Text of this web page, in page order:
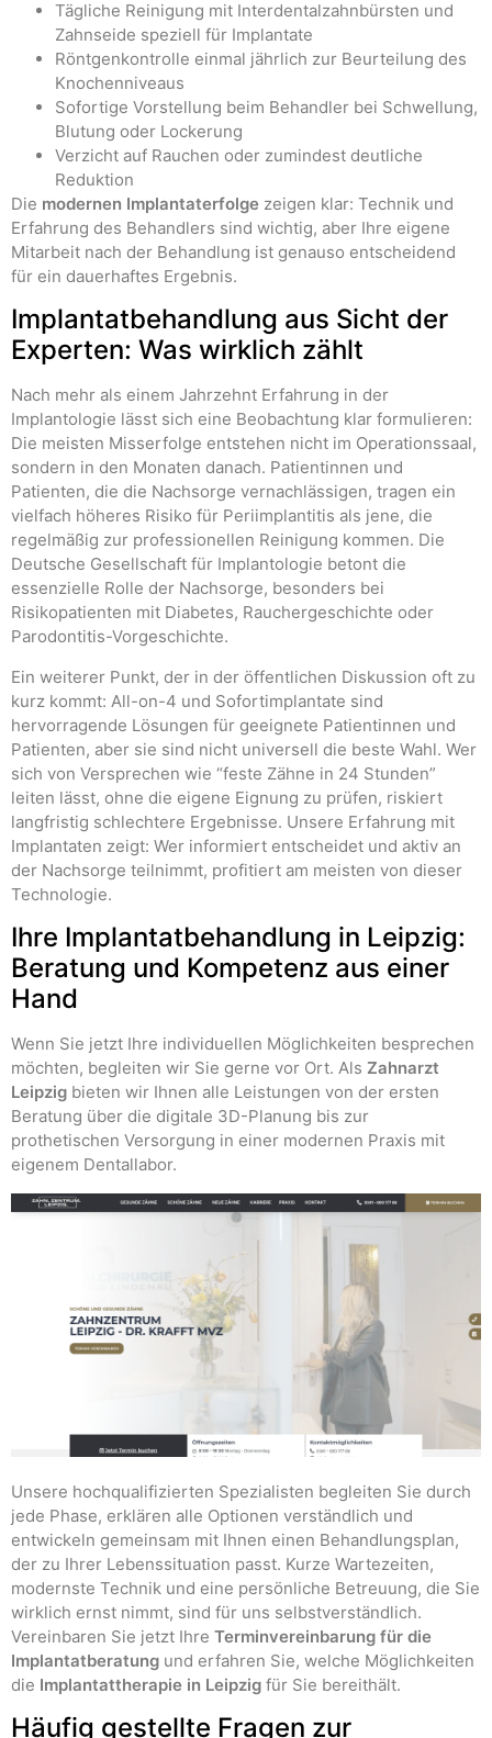
Tägliche Reinigung mit Interdentalzahnbürsten und
Zahnseide speziell für Implantate
Röntgenkontrolle einmal jährlich zur Beurteilung des
Knochenniveaus
Sofortige Vorstellung beim Behandler bei Schwellung,
Blutung oder Lockerung
Verzicht auf Rauchen oder zumindest deutliche
Reduktion
Die modernen Implantaterfolge zeigen klar: Technik und
Erfahrung des Behandlers sind wichtig, aber Ihre eigene
Mitarbeit nach der Behandlung ist genauso entscheidend
für ein dauerhaftes Ergebnis.
Implantatbehandlung aus Sicht der
Experten: Was wirklich zählt
Nach mehr als einem Jahrzehnt Erfahrung in der
Implantologie lässt sich eine Beobachtung klar formulieren:
Die meisten Misserfolge entstehen nicht im Operationssaal,
sondern in den Monaten danach. Patientinnen und
Patienten, die die Nachsorge vernachlässigen, tragen ein
vielfach höheres Risiko für Periimplantitis als jene, die
regelmäßig zur professionellen Reinigung kommen. Die
Deutsche Gesellschaft für Implantologie betont die
essenzielle Rolle der Nachsorge, besonders bei
Risikopatienten mit Diabetes, Rauchergeschichte oder
Parodontitis-Vorgeschichte.
Ein weiterer Punkt, der in der öffentlichen Diskussion oft zu
kurz kommt: All-on-4 und Sofortimplantate sind
hervorragende Lösungen für geeignete Patientinnen und
Patienten, aber sie sind nicht universell die beste Wahl. Wer
sich von Versprechen wie “feste Zähne in 24 Stunden”
leiten lässt, ohne die eigene Eignung zu prüfen, riskiert
langfristig schlechtere Ergebnisse. Unsere Erfahrung mit
Implantaten zeigt: Wer informiert entscheidet und aktiv an
der Nachsorge teilnimmt, profitiert am meisten von dieser
Technologie.
Ihre Implantatbehandlung in Leipzig:
Beratung und Kompetenz aus einer
Hand
Wenn Sie jetzt Ihre individuellen Möglichkeiten besprechen
möchten, begleiten wir Sie gerne vor Ort. Als Zahnarzt
Leipzig bieten wir Ihnen alle Leistungen von der ersten
Beratung über die digitale 3D-Planung bis zur
prothetischen Versorgung in einer modernen Praxis mit
eigenem Dentallabor.
Unsere hochqualifizierten Spezialisten begleiten Sie durch
jede Phase, erklären alle Optionen verständlich und
entwickeln gemeinsam mit Ihnen einen Behandlungsplan,
der zu Ihrer Lebenssituation passt. Kurze Wartezeiten,
modernste Technik und eine persönliche Betreuung, die Sie
wirklich ernst nimmt, sind für uns selbstverständlich.
Vereinbaren Sie jetzt Ihre Terminvereinbarung für die
Implantatberatung und erfahren Sie, welche Möglichkeiten
die Implantattherapie in Leipzig für Sie bereithält.
Häufig gestellte Fragen zur